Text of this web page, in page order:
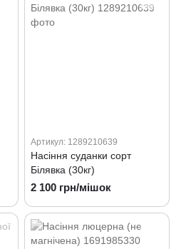
Артикул: 1289210639
Насіння суданки сорт
Білявка (30кг)
2 100 грн/мішок